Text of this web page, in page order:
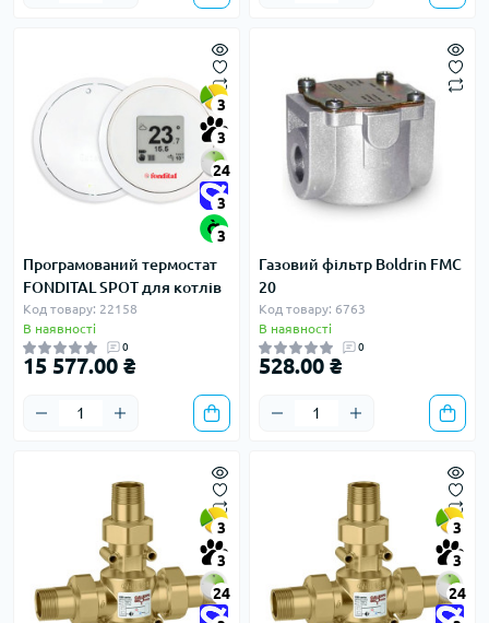
3
3
24
3
3
Програмований термостат
FONDITAL SPOT для котлів
Код товару: 22158
В наявності
0
15 577.00 ₴
Газовий фільтр Boldrin FMC
20
Код товару: 6763
В наявності
0
528.00 ₴
3
3
24
3
3
24